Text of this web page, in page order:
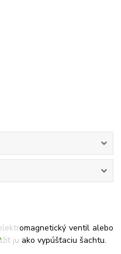
ventil alebo
ju ako vypúšťaciu šachtu.